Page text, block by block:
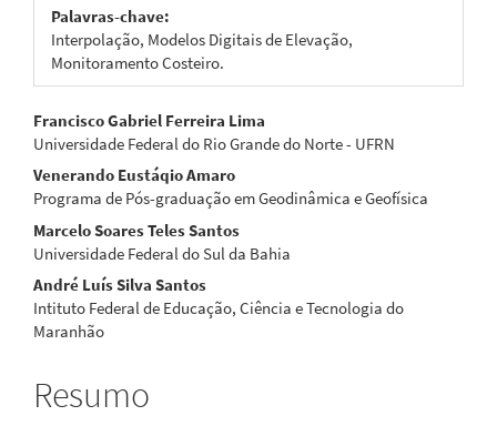
Palavras-chave:
Interpolação, Modelos Digitais de Elevação,
Monitoramento Costeiro.
Conteúdo
do
artigo
principal
Francisco Gabriel Ferreira Lima
Universidade Federal do Rio Grande do Norte - UFRN
Venerando Eustáqio Amaro
Programa de Pós-graduação em Geodinâmica e Geofísica
Marcelo Soares Teles Santos
Universidade Federal do Sul da Bahia
André Luís Silva Santos
Intituto Federal de Educação, Ciência e Tecnologia do
Maranhão
Resumo